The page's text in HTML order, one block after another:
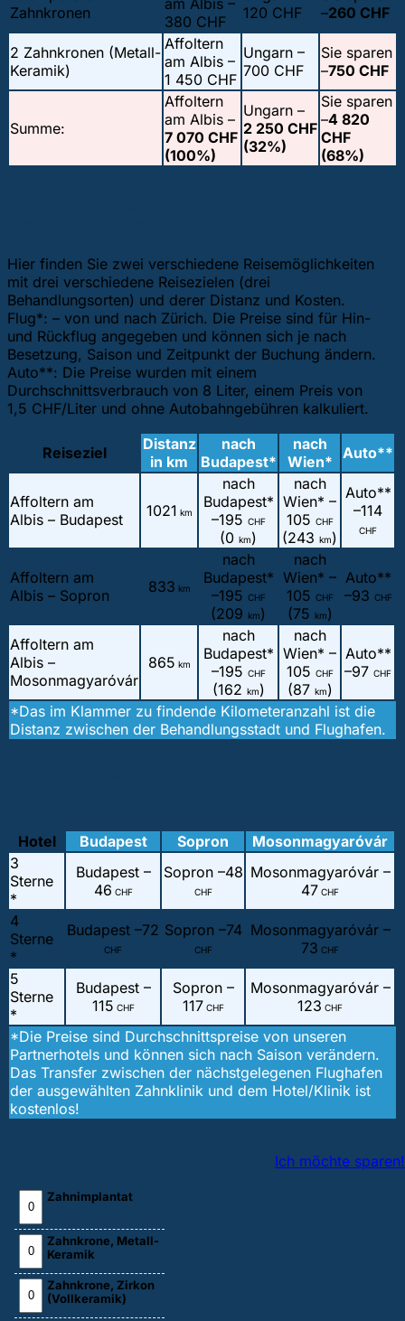
Zahnkronen
380 CHF
120 CHF
–260 CHF
2 Zahnkronen (Metall-
Keramik)
Affoltern
am Albis –
1 450 CHF
Ungarn –
700 CHF
Sie sparen
–750 CHF
Summe:
Affoltern
am Albis –
7 070 CHF
(100%)
Ungarn –
2 250 CHF
(32%)
Sie sparen
–4 820
CHF
(68%)
Hier finden Sie zwei verschiedene Reisemöglichkeiten
mit drei verschiedene Reisezielen (drei
Behandlungsorten) und derer Distanz und Kosten.
Flug*: – von und nach Zürich. Die Preise sind für Hin-
und Rückflug angegeben und können sich je nach
Besetzung, Saison und Zeitpunkt der Buchung ändern.
Auto**: Die Preise wurden mit einem
Durchschnittsverbrauch von 8 Liter, einem Preis von
1,5 CHF/Liter und ohne Autobahngebühren kalkuliert.
Reiseziel
Distanz
in km
nach
Budapest*
nach
Wien* Auto**
Affoltern am
Albis – Budapest
1021 km
nach
Budapest*
–195 CHF
(0 km)
nach
Wien* –
105 CHF
(243 km)
Auto**
–114
CHF
Affoltern am
Albis – Sopron
833 km
nach
Budapest*
–195 CHF
(209 km)
nach
Wien* –
105 CHF
(75 km)
Auto**
–93 CHF
Affoltern am
Albis –
Mosonmagyaróvár
865 km
nach
Budapest*
–195 CHF
(162 km)
nach
Wien* –
105 CHF
(87 km)
Auto**
–97 CHF
*Das im Klammer zu findende Kilometeranzahl ist die
Distanz zwischen der Behandlungsstadt und Flughafen.
Hotel Budapest Sopron
Mosonmagyaróvár
3
Sterne
*
Budapest –
46 CHF
Sopron –48
CHF
Mosonmagyaróvár –
47 CHF
4
Sterne
*
Budapest –72
CHF
Sopron –74
CHF
Mosonmagyaróvár –
73 CHF
5
Sterne
*
Budapest –
115 CHF
Sopron –
117 CHF
Mosonmagyaróvár –
123 CHF
*Die Preise sind Durchschnittspreise von unseren
Partnerhotels und können sich nach Saison verändern.
Das Transfer zwischen der nächstgelegenen Flughafen
der ausgewählten Zahnklinik und dem Hotel/Klinik ist
kostenlos!
Ich möchte sparen!
Zahnimplantat
Zahnkrone, Metall-
Keramik
Zahnkrone, Zirkon
(Vollkeramik)